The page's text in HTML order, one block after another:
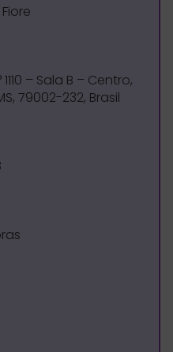
– Sala B – Centro,
79002-232, Brasil